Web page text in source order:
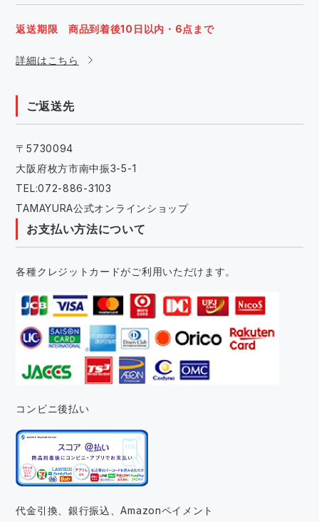
返送期限 商品到着後10日以内・6点まで
詳細はこちら
ご返送先
〒5730094
大阪府枚方市南中振3-5-1
TEL:072-886-3103
TAMAYURA公式オンラインショップ
お支払い方法について
各種クレジットカードがご利用いただけます。
コンビニ後払い
代金引換、銀行振込、Amazonペイメント